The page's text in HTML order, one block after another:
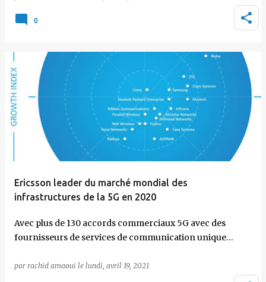
0
Ericsson leader du marché mondial des
infrastructures de la 5G en 2020
Avec plus de 130 accords commerciaux 5G avec des
fournisseurs de services de communication unique…
par rachid amaoui le lundi, avril 19, 2021